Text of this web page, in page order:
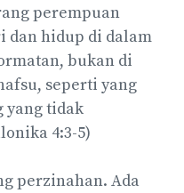
perempuan
dan hidup di dalam
bukan di
seperti yang
yang tidak
4:3-5)
perzinahan. Ada